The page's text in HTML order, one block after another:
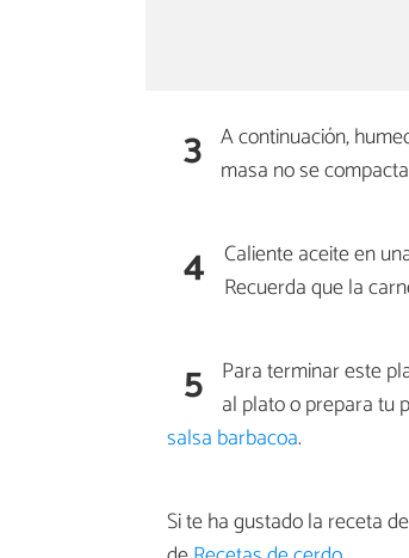
3 A continuación,
masa no se
4 Caliente aceite en
Recuerda que la
5 Para terminar este
al plato o prepara tu
salsa barbacoa.
Si te ha gustado la receta de